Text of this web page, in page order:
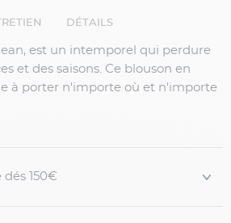
DÉTAILS
est un intemporel qui perdure
et des saisons. Ce blouson en
à porter n'importe où et n'importe
dans un denim clair, doux
Avec un jean ou un chino, ce
dés 150€